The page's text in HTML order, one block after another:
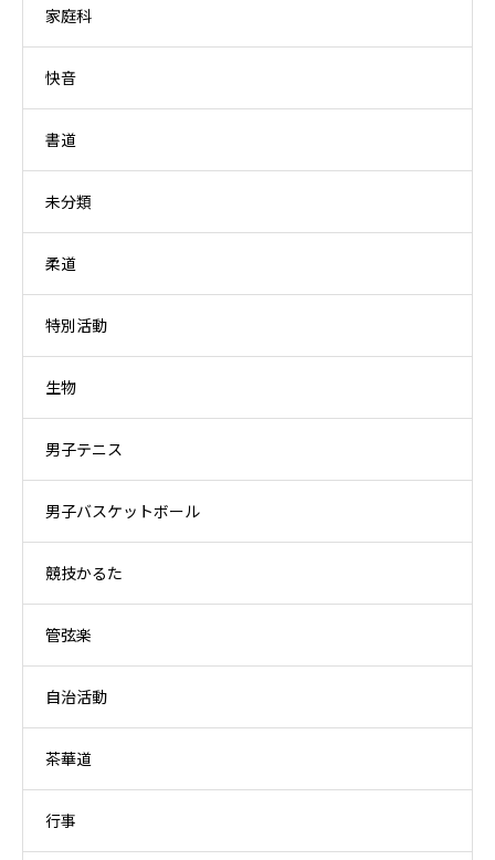
家庭科
快音
書道
未分類
柔道
特別活動
生物
男子テニス
男子バスケットボール
競技かるた
管弦楽
自治活動
茶華道
行事